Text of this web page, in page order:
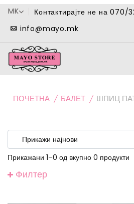
MK
Контактирајте не на
info@mayo.mk
ПОЧЕТНА БАЛЕТ ШПИЦ
Прикажани 1–0 од вкупно 0 продукти
Филтер